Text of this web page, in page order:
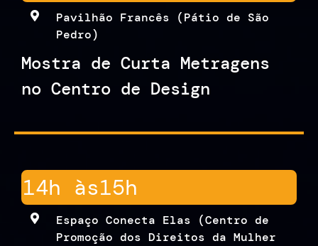
Pavilhão Francês (Pátio de São
Pedro)
Mostra de Curta Metragens
no Centro de Design
14h às15h
Espaço Conecta Elas (Centro de
Promoção dos Direitos da Mulher